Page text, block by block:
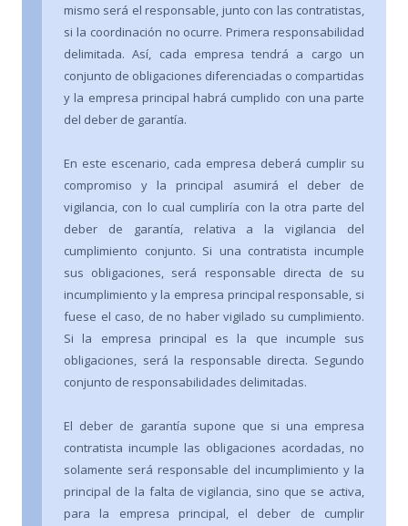
mismo será el responsable, junto con las contratistas,
si la coordinación no ocurre. Primera responsabilidad
delimitada. Así, cada empresa tendrá a cargo un
conjunto de obligaciones diferenciadas o compartidas
y la empresa principal habrá cumplido con una parte
del deber de garantía.
En este escenario, cada empresa deberá cumplir su
compromiso y la principal asumirá el deber de
vigilancia, con lo cual cumpliría con la otra parte del
deber de garantía, relativa a la vigilancia del
cumplimiento conjunto. Si una contratista incumple
sus obligaciones, será responsable directa de su
incumplimiento y la empresa principal responsable, si
fuese el caso, de no haber vigilado su cumplimiento.
Si la empresa principal es la que incumple sus
obligaciones, será la responsable directa. Segundo
conjunto de responsabilidades delimitadas.
El deber de garantía supone que si una empresa
contratista incumple las obligaciones acordadas, no
solamente será responsable del incumplimiento y la
principal de la falta de vigilancia, sino que se activa,
para la empresa principal, el deber de cumplir